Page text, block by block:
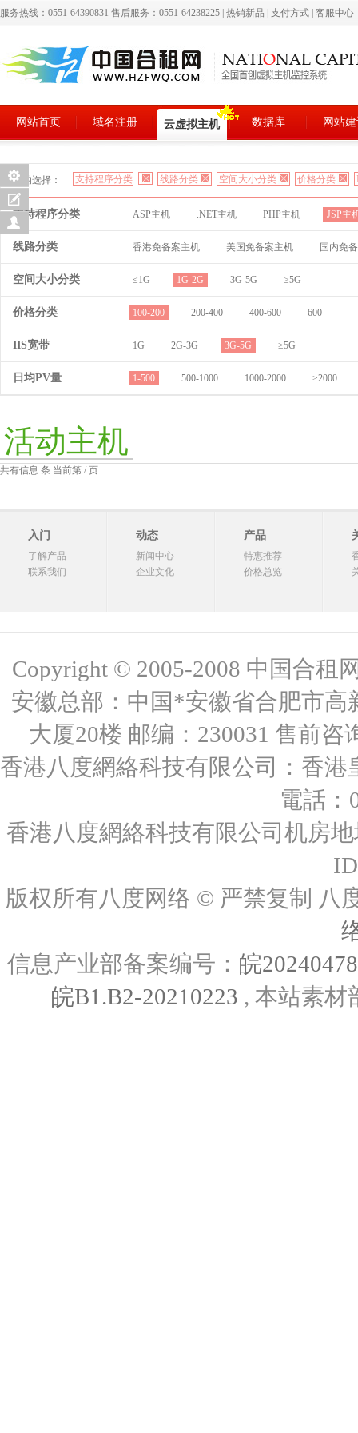
服务热线：0551-64390831 售后服务：0551-64238225 热销新品 支付方式 客服中心
网站首页 域名注册 云虚拟主机 数据库 网站
您的选择： 支持程序分类 线路分类 空间大小分类 价格分类
支持程序分类 ASP主机 .NET主机 PHP主机 JSP主
线路分类 香港免备案主机 美国免备案主机 国内免
空间大小分类 ≤1G 1G-2G 3G-5G ≥5G
价格分类 100-200 200-400 400-600 600
IIS宽带 1G 2G-3G 3G-5G ≥5G
日均PV量 1-500 500-1000 1000-2000 ≥2000
活动主机
共有信息 条 当前第 / 页
入门
了解产品
联系我们
动态
新闻中心
企业文化
产品
特惠推荐
价格总览
Copyright © 2005-2008 中国合租
安徽总部：中国*安徽省合肥市
大厦20楼 邮编：230031 售前咨
香港八度網絡科技有限公司：香
電話：
香港八度網絡科技有限公司机房
版权所有八度网络 © 严禁复制
信息产业部备案编号： 皖
皖B1.B2-20210223 , 本站素材